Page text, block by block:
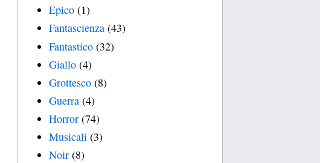
Epico (1)
Fantascienza (43)
Fantastico (32)
Giallo (4)
Grottesco (8)
Guerra (4)
Horror (74)
Musicali (3)
Noir (8)